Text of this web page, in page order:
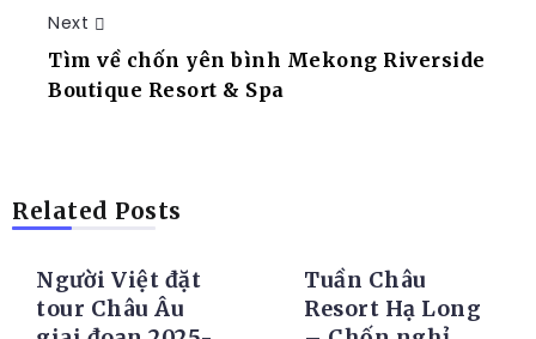
Next
Tìm về chốn yên bình Mekong Riverside
Boutique Resort & Spa
Related Posts
Người Việt đặt
tour Châu Âu
Tuần Châu
Resort Hạ Long